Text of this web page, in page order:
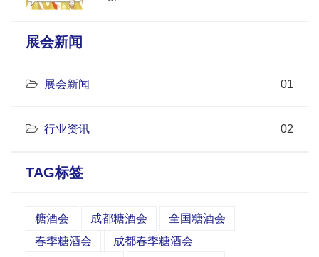
展会新闻
展会新闻 01
行业资讯 02
TAG标签
糖酒会 成都糖酒会
全国糖酒会
春季糖酒会
成都春季糖酒会